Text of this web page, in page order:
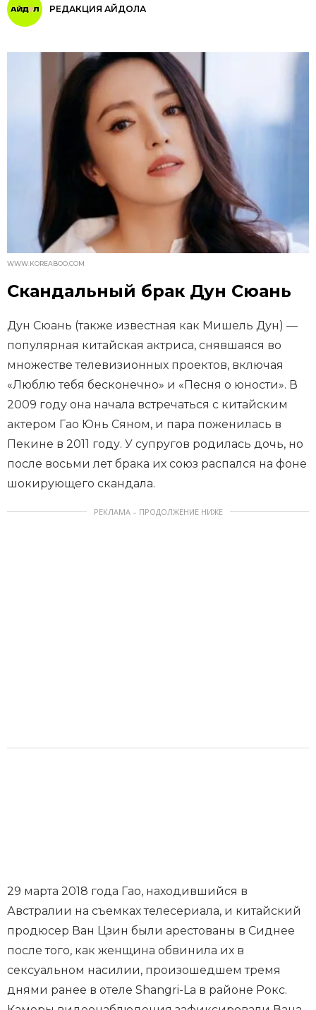
РЕДАКЦИЯ АЙДОЛА
WWW.KOREABOO.COM
Скандальный брак Дун Сюань
Дун Сюань (также известная как Мишель Дун) —
популярная китайская актриса, снявшаяся во
множестве телевизионных проектов, включая
«Люблю тебя бесконечно» и «Песня о юности». В
2009 году она начала встречаться с китайским
актером Гао Юнь Сяном, и пара поженилась в
Пекине в 2011 году. У супругов родилась дочь, но
после восьми лет брака их союз распался на фоне
шокирующего скандала.
РЕКЛАМА – ПРОДОЛЖЕНИЕ НИЖЕ
29 марта 2018 года Гао, находившийся в
Австралии на съемках телесериала, и китайский
продюсер Ван Цзин были арестованы в Сиднее
после того, как женщина обвинила их в
сексуальном насилии, произошедшем тремя
днями ранее в отеле Shangri-La в районе Рокс.